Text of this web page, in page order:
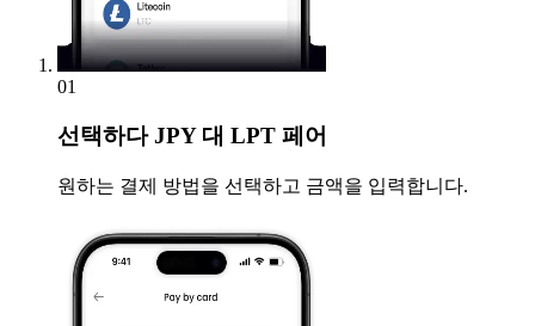
01
선택하다JPY 대 LPT 페어
원하는 결제 방법을 선택하고 금액을 입력합니다.